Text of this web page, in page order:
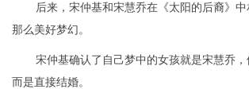
后来，宋仲基和宋慧乔在《太阳的后裔》
那么美好梦幻。
宋仲基确认了自己梦中的女孩就是宋慧乔
而是直接结婚。